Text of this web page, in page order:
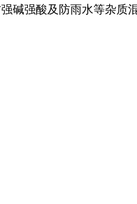
碱强酸及防雨水等杂质